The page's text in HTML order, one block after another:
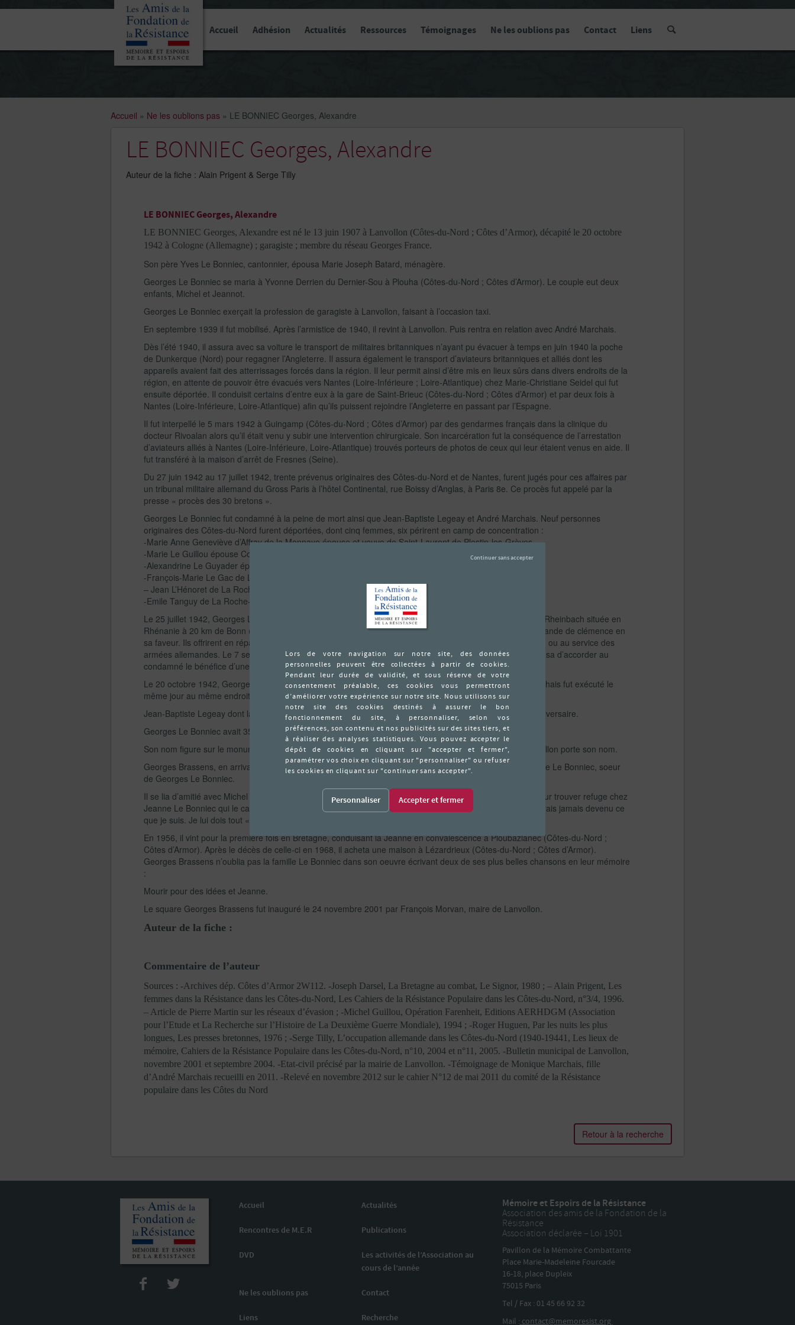
Accueil Adhésion Actualités Ressources Témoignages Ne les oublions pas Contact Liens
Accueil » Ne les oublions pas » LE BONNIEC Georges, Alexandre
LE BONNIEC Georges, Alexandre
Auteur de la fiche : Alain Prigent & Serge Tilly
LE BONNIEC Georges, Alexandre
LE BONNIEC Georges, Alexandre est né le 13 juin 1907 à Lanvollon (Côtes-du-Nord ; Côtes d’Armor), décapité le 20 octobre
1942 à Cologne (Allemagne) ; garagiste ; membre du réseau Georges France.
Son père Yves Le Bonniec, cantonnier, épousa Marie Joseph Batard, ménagère.
Georges Le Bonniec se maria à Yvonne Derrien du Dernier-Sou à Plouha (Côtes-du-Nord ; Côtes d’Armor). Le couple eut deux
enfants, Michel et Jeannot.
Georges Le Bonniec exerçait la profession de garagiste à Lanvollon, faisant à l’occasion taxi.
En septembre 1939 il fut mobilisé. Après l’armistice de 1940, il revint à Lanvollon. Puis rentra en relation avec André Marchais.
Dès l’été 1940, il assura avec sa voiture le transport de militaires britanniques n’ayant pu évacuer à temps en juin 1940 la poche
de Dunkerque (Nord) pour regagner l’Angleterre. Il assura également le transport d’aviateurs britanniques et alliés dont les
appareils avaient fait des atterrissages forcés dans la région. Il leur permit ainsi d’être mis en lieux sûrs dans divers endroits de la
région, en attente de pouvoir être évacués vers Nantes (Loire-Inférieure ; Loire-Atlantique) chez Marie-Christiane Seidel qui fut
ensuite déportée. Il conduisit certains d’entre eux à la gare de Saint-Brieuc (Côtes-du-Nord ; Côtes d’Armor) et par deux fois à
Nantes (Loire-Inférieure, Loire-Atlantique) afin qu’ils puissent rejoindre l’Angleterre en passant par l’Espagne.
Il fut interpellé le 5 mars 1942 à Guingamp (Côtes-du-Nord ; Côtes d’Armor) par des gendarmes français dans la clinique du
docteur Rivoalan alors qu’il était venu y subir une intervention chirurgicale. Son incarcération fut la conséquence de l’arrestation
d’aviateurs alliés à Nantes (Loire-Inférieure, Loire-Atlantique) trouvés porteurs de photos de ceux qui leur étaient venus en aide. Il
fut transféré à la maison d’arrêt de Fresnes (Seine).
Du 27 juin 1942 au 17 juillet 1942, trente prévenus originaires des Côtes-du-Nord et de Nantes, furent jugés pour ces affaires par
un tribunal militaire allemand du Gross Paris à l’hôtel Continental, rue Boissy d’Anglas, à Paris 8e. Ce procès fut appelé par la
presse « procès des 30 bretons ».
Georges Le Bonniec fut condamné à la peine de mort ainsi que Jean-Baptiste Legeay et André Marchais. Neuf personnes
originaires des Côtes-du-Nord furent déportées, dont cinq femmes, six périrent en camp de concentration :
-Marie Anne Geneviève d’Affray de la Monnaye épouse et veuve de Saint-Laurent de Plestin-les-Grèves,
-Marie Le Guillou épouse Cozannet de Langoat,
-Alexandrine Le Guyader épouse Tilly de Bégard,
-François-Marie Le Gac de Langoat,
– Jean L’Hénoret de La Roche-Derrien
-Emile Tanguy de La Roche-Derrien.
Le 25 juillet 1942, Georges Le Bonniec fut transféré de la maison d’arrêt de Fresnes (Seine) à la prison de Rheinbach située en
Rhénanie à 20 km de Bonn (Allemagne). Le maire et toute la population de Lanvollon formulèrent une demande de clémence en
sa faveur. Ils offrirent en réparation la somme de 10 000 francs à verser au secours du Chancelier du Reich ou au service des
armées allemandes. Le 7 septembre 1942, le commandant des forces militaires allemandes en France refusa d’accorder au
condamné le bénéfice d’une mesure de clémence.
Le 20 octobre 1942, Georges Le Bonniec fut décapité à Cologne en Allemagne. Son camarade André Marchais fut exécuté le
même jour au même endroit.
Jean-Baptiste Legeay dont la grâce fut rejetée fut décapité à Cologne le 10 février 1943, le jour de son anniversaire.
Georges Le Bonniec avait 35 ans.
Son nom figure sur le monument aux Résistants, Déportés et Combattants de Lanvollon. Une rue de Lanvollon porte son nom.
Georges Brassens, en arrivant à Paris en février 1940, prit pension chez sa tante, voisine et amie de Jeanne Le Bonniec, soeur
de Georges Le Bonniec.
Il se lia d’amitié avec Michel Le Bonniec, fils de Georges. Requis pour le STO, il profita d’une permission pour trouver refuge chez
Jeanne Le Bonniec qui le cacha. Il dit un jour à Michel Le Bonniec : » S’il n’y avait pas eu ta tante, je ne serais jamais devenu ce
que je suis. Je lui dois tout « .
En 1956, il vint pour la première fois en Bretagne, conduisant la Jeanne en convalescence à Ploubazlanec (Côtes-du-Nord ;
Côtes d’Armor). Après le décès de celle-ci en 1968, il acheta une maison à Lézardrieux (Côtes-du-Nord ; Côtes d’Armor).
Georges Brassens n’oublia pas la famille Le Bonniec dans son oeuvre écrivant deux de ses plus belles chansons en leur mémoire
:
Mourir pour des idées et Jeanne.
Le square Georges Brassens fut inauguré le 24 novembre 2001 par François Morvan, maire de Lanvollon.
Auteur de la fiche :
Commentaire de l’auteur
Sources : -Archives dép. Côtes d’Armor 2W112. -Joseph Darsel, La Bretagne au combat, Le Signor, 1980 ; – Alain Prigent, Les
femmes dans la Résistance dans les Côtes-du-Nord, Les Cahiers de la Résistance Populaire dans les Côtes-du-Nord, n°3/4, 1996.
– Article de Pierre Martin sur les réseaux d’évasion ; -Michel Guillou, Opération Farenheit, Editions AERHDGM (Association
pour l’Etude et La Recherche sur l’Histoire de La Deuxième Guerre Mondiale), 1994 ; -Roger Huguen, Par les nuits les plus
longues, Les presses bretonnes, 1976 ; -Serge Tilly, L’occupation allemande dans les Côtes-du-Nord (1940-19441, Les lieux de
mémoire, Cahiers de la Résistance Populaire dans les Côtes-du-Nord, n°10, 2004 et n°11, 2005. -Bulletin municipal de Lanvollon,
novembre 2001 et septembre 2004. -Etat-civil précisé par la mairie de Lanvollon. -Témoignage de Monique Marchais, fille
d’André Marchais recueilli en 2011. -Relevé en novembre 2012 sur le cahier N°12 de mai 2011 du comité de la Résistance
populaire dans les Côtes du Nord
Retour à la recherche
Accueil Actualités
Rencontres de M.E.R Publications
DVD
Les activités de l’Association au
cours de l’année
Ne les oublions pas Contact
Liens Recherche
Mémoire et Espoirs de la Résistance
Association des amis de la Fondation de la
Résistance
Association déclarée – Loi 1901
Pavillon de la Mémoire Combattante
Place Marie-Madeleine Fourcade
16-18, place Dupleix
75015 Paris
Tel / Fax : 01 45 66 92 32
Mail : contact@memoresist.org
Panneau de gestion des cookies
Personnaliser